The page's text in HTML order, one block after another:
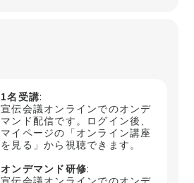
1名受講:
宣伝会議オンラインでのオンデ
マンド配信です。ログイン後、
マイページの「オンライン講座
を見る」から視聴できます。
オンデマンド研修: